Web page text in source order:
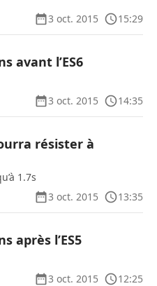
3 oct. 2015
15:29
avant l’ES6
3 oct. 2015
14:35
résister à
1.7s
3 oct. 2015
13:35
après l’ES5
3 oct. 2015
12:25